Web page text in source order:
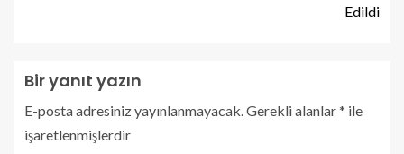
Edildi
Bir yanıt yazın
E-posta adresiniz yayınlanmayacak.Gerekli alanlar* ile
işaretlenmişlerdir